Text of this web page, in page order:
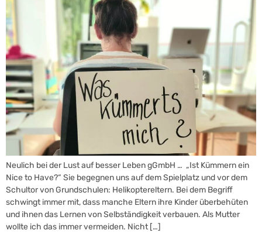
Neulich bei der Lust auf besser Leben gGmbH … „Ist Kümmern ein
Nice to Have?“ Sie begegnen uns auf dem Spielplatz und vor dem
Schultor von Grundschulen: Helikoptereltern. Bei dem Begriff
schwingt immer mit, dass manche Eltern ihre Kinder überbehüten
und ihnen das Lernen von Selbständigkeit verbauen. Als Mutter
wollte ich das immer vermeiden. Nicht […]